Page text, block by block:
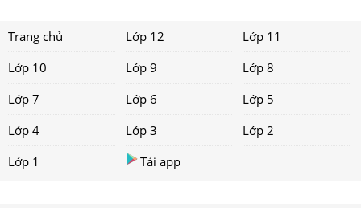
Trang chủ Lớp 12
Lớp 11
Lớp 10
Lớp 9
Lớp 8
Lớp 7
Lớp 6
Lớp 5
Lớp 4
Lớp 3
Lớp 2
Lớp 1
Tải app